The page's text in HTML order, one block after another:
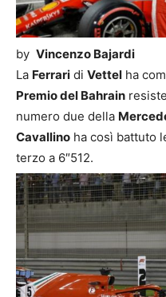
by Vincenzo Bajardi
La Ferrari di Vettel ha
Premio del Bahrain
numero due della
Cavallino ha così battuto
terzo a 6″512.